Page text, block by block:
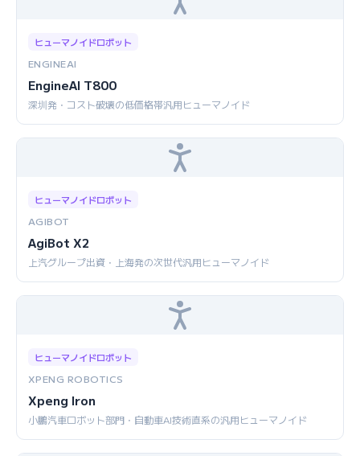
ヒューマノイドロボット
ENGINEAI
EngineAI T800
深圳発・コスト破壊の低価格帯汎用ヒューマノイド
ヒューマノイドロボット
AGIBOT
AgiBot X2
上汽グループ出資・上海発の次世代汎用ヒューマノイド
ヒューマノイドロボット
XPENG ROBOTICS
Xpeng Iron
小鵬汽車ロボット部門・自動車AI技術直系の汎用ヒューマノイド